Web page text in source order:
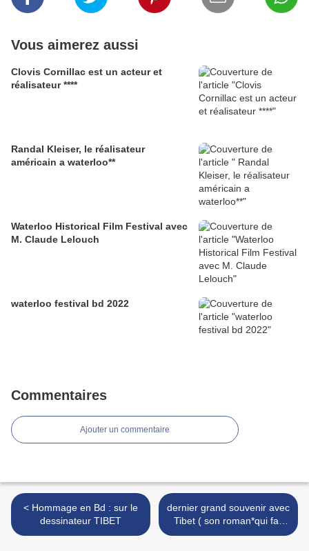
Vous aimerez aussi
Clovis Cornillac est un acteur et
réalisateur ****
Randal Kleiser, le réalisateur
américain a waterloo**
Waterloo Historical Film Festival avec
M. Claude Lelouch
waterloo festival bd 2022
Commentaires
Ajouter un commentaire
< Hommage en Bd : sur le
dessinateur TIBET
dernier grand souvenir avec
Tibet ( son roman*qui fait
peur a maman ) >